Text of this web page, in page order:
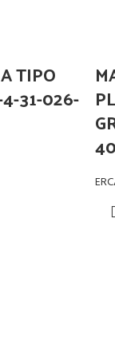
TIPO
4-31-026-